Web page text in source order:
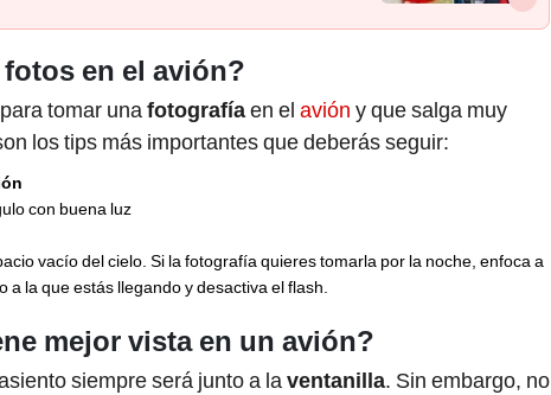
en el avión?
tomar unafotografíaen el avión y que salga muy
los tips más importantes que deberás seguir:
con buena luz
vacío del cielo. Si la fotografía quieres tomarla por la noche, enfoca a
a la que estás llegando y desactiva el flash.
mejor vista en un avión?
siempre será junto a laventanilla. Sin embargo, no